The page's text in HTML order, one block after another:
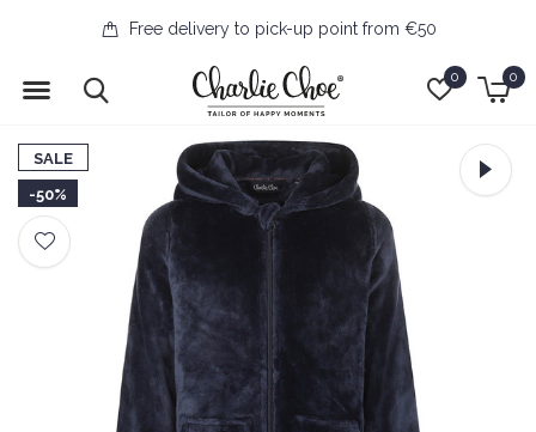
0 0
Free delivery to pick-up point from €50
SALE
-50%